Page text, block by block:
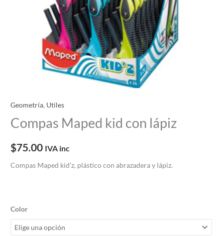
Geometría, Utiles
Compas Maped kid con lápiz
$75.00 IVA inc
Compas Maped kid’z, plástico con abrazadera y lápiz.
Color